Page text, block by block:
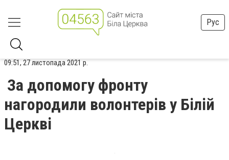
Рус
09:51, 27 листопада 2021 р.
За допомогу фронту
нагородили волонтерів у Білій
Церкві